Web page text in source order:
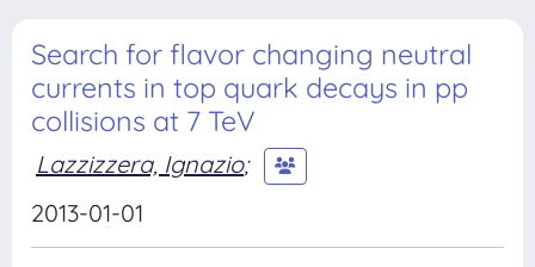
Search for flavor changing neutral
currents in top quark decays in pp
collisions at 7 TeV
Lazzizzera, Ignazio;
2013-01-01